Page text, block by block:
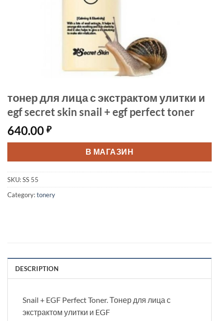
тонер для лица с экстрактом улитки и
egf secret skin snail + egf perfect toner
640.00 ₽
В МАГАЗИН
SKU:SS 55
Category:tonery
DESCRIPTION
Snail + EGF Perfect Toner. Тонер для лица с
экстрактом улитки и EGF